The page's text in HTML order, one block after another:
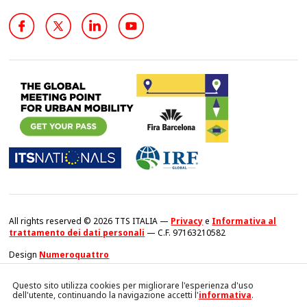
All rights reserved © 2026 TTS ITALIA — Privacye Informativa al
trattamento dei dati personali — C.F. 97163210582
Design Numeroquattro
Questo sito utilizza cookies per migliorare l'esperienza d'uso
dell'utente, continuando la navigazione accetti l'informativa.